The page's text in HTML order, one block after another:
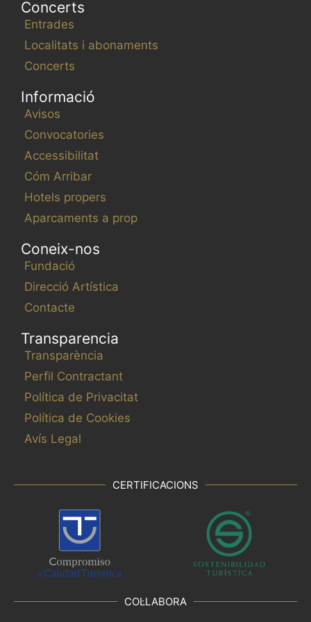
Concerts
Entrades
Localitats i abonaments
Concerts
Informació
Avisos
Convocatories
Accessibilitat
Cóm Arribar
Hotels propers
Aparcaments a prop
Coneix-nos
Fundació
Direcció Artística
Contacte
Transparencia
Transparència
Perfil Contractant
Política de Privacitat
Política de Cookies
Avís Legal
CERTIFICACIONS
COL·LABORA